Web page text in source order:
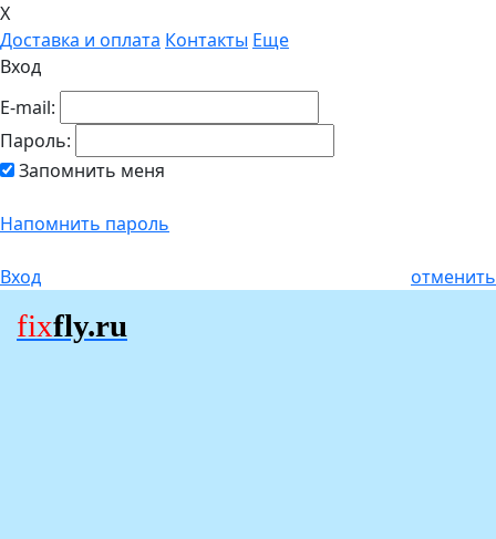
X
Доставка и оплата Контакты Еще
Вход
E-mail:
Пароль:
Запомнить меня
Напомнить пароль
Вход отменить
fixfly.ru